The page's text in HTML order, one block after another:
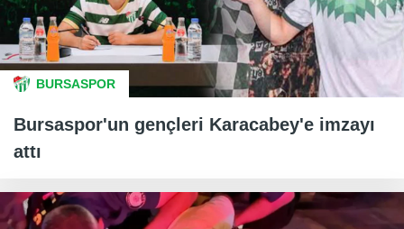
BURSASPOR
Bursaspor'un gençleri Karacabey'e imzayı
attı